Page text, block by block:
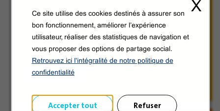
X
Ce site utilise des cookies destinés à assurer son
bon fonctionnement, améliorer l’expérience
utilisateur, réaliser des statistiques de navigation et
vous proposer des options de partage social.
Retrouvez ici l'intégralité de notre politique de
confidentialité
Accepter tout Refuser
Découvrir